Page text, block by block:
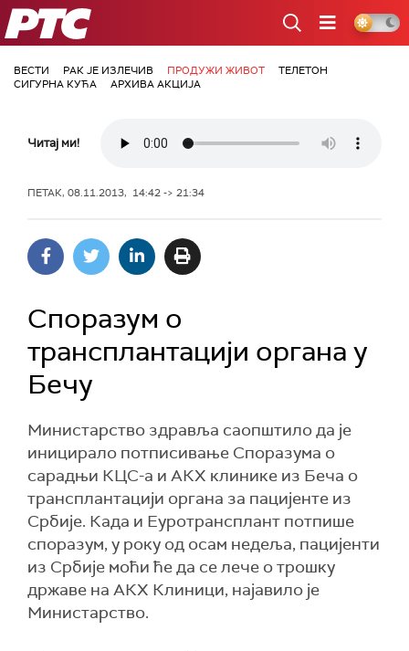
РТС
ВЕСТИ РАК ЈЕ ИЗЛЕЧИВ ПРОДУЖИ ЖИВОТ
ТЕЛЕТОН
СИГУРНА КУЋА
АРХИВА АКЦИЈА
Читај ми!
ПЕТАК, 08.11.2013, 14:42 -> 21:34
Споразум о
трансплантацији органа у
Бечу
Министарство здравља саопштило да је
иницирало потписивање Споразума о
сарадњи КЦС-а и АКХ клинике из Беча о
трансплантацији органа за пацијенте из
Србије. Када и Еуротрансплант потпише
споразум, у року од осам недеља, пацијенти
из Србије моћи ће да се лече о трошку
државе на АКХ Клиници, најавило је
Министарство.